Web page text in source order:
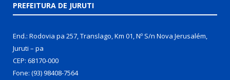
PREFEITURA DE JURUTI
End.: Rodovia pa 257, Translago, Km 01, Nº S/n Nova Jerusalém,
Juruti – pa
CEP: 68170-000
Fone: (93) 98408-7564